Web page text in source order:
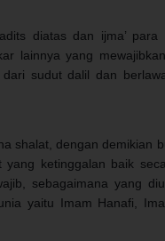
diatas dan ijma’ para
lainnya yang
sudut dalil dan
shalat, dengan demikian
ketinggalan baik
sebagaimana yang
yaitu Imam Hanafi,